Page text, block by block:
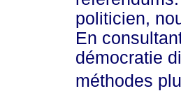
politicien,
En
démocratie
méthodes